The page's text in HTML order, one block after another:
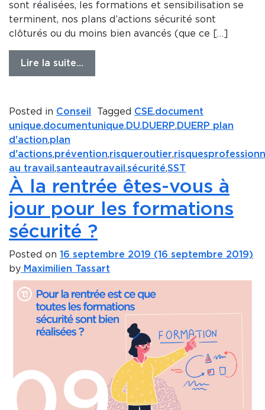
sont réalisées, les formations et sensibilisation se
terminent, nos plans d’actions sécurité sont
clôturés ou du moins bien avancés (que ce […]
Lire la suite…
Posted in Conseil Tagged CSE,document
unique,documentunique, DU, DUERP, DUERP plan
d'action,plan
d'actions,prévention,risqueroutier,
au travail ,santeautravail ,sécurité,SST
À la rentrée êtes-vous à
jour pour les formations
sécurité ?
Posted on 16 septembre 2019 (16 septembre 2019)
by Maximilien Tassart